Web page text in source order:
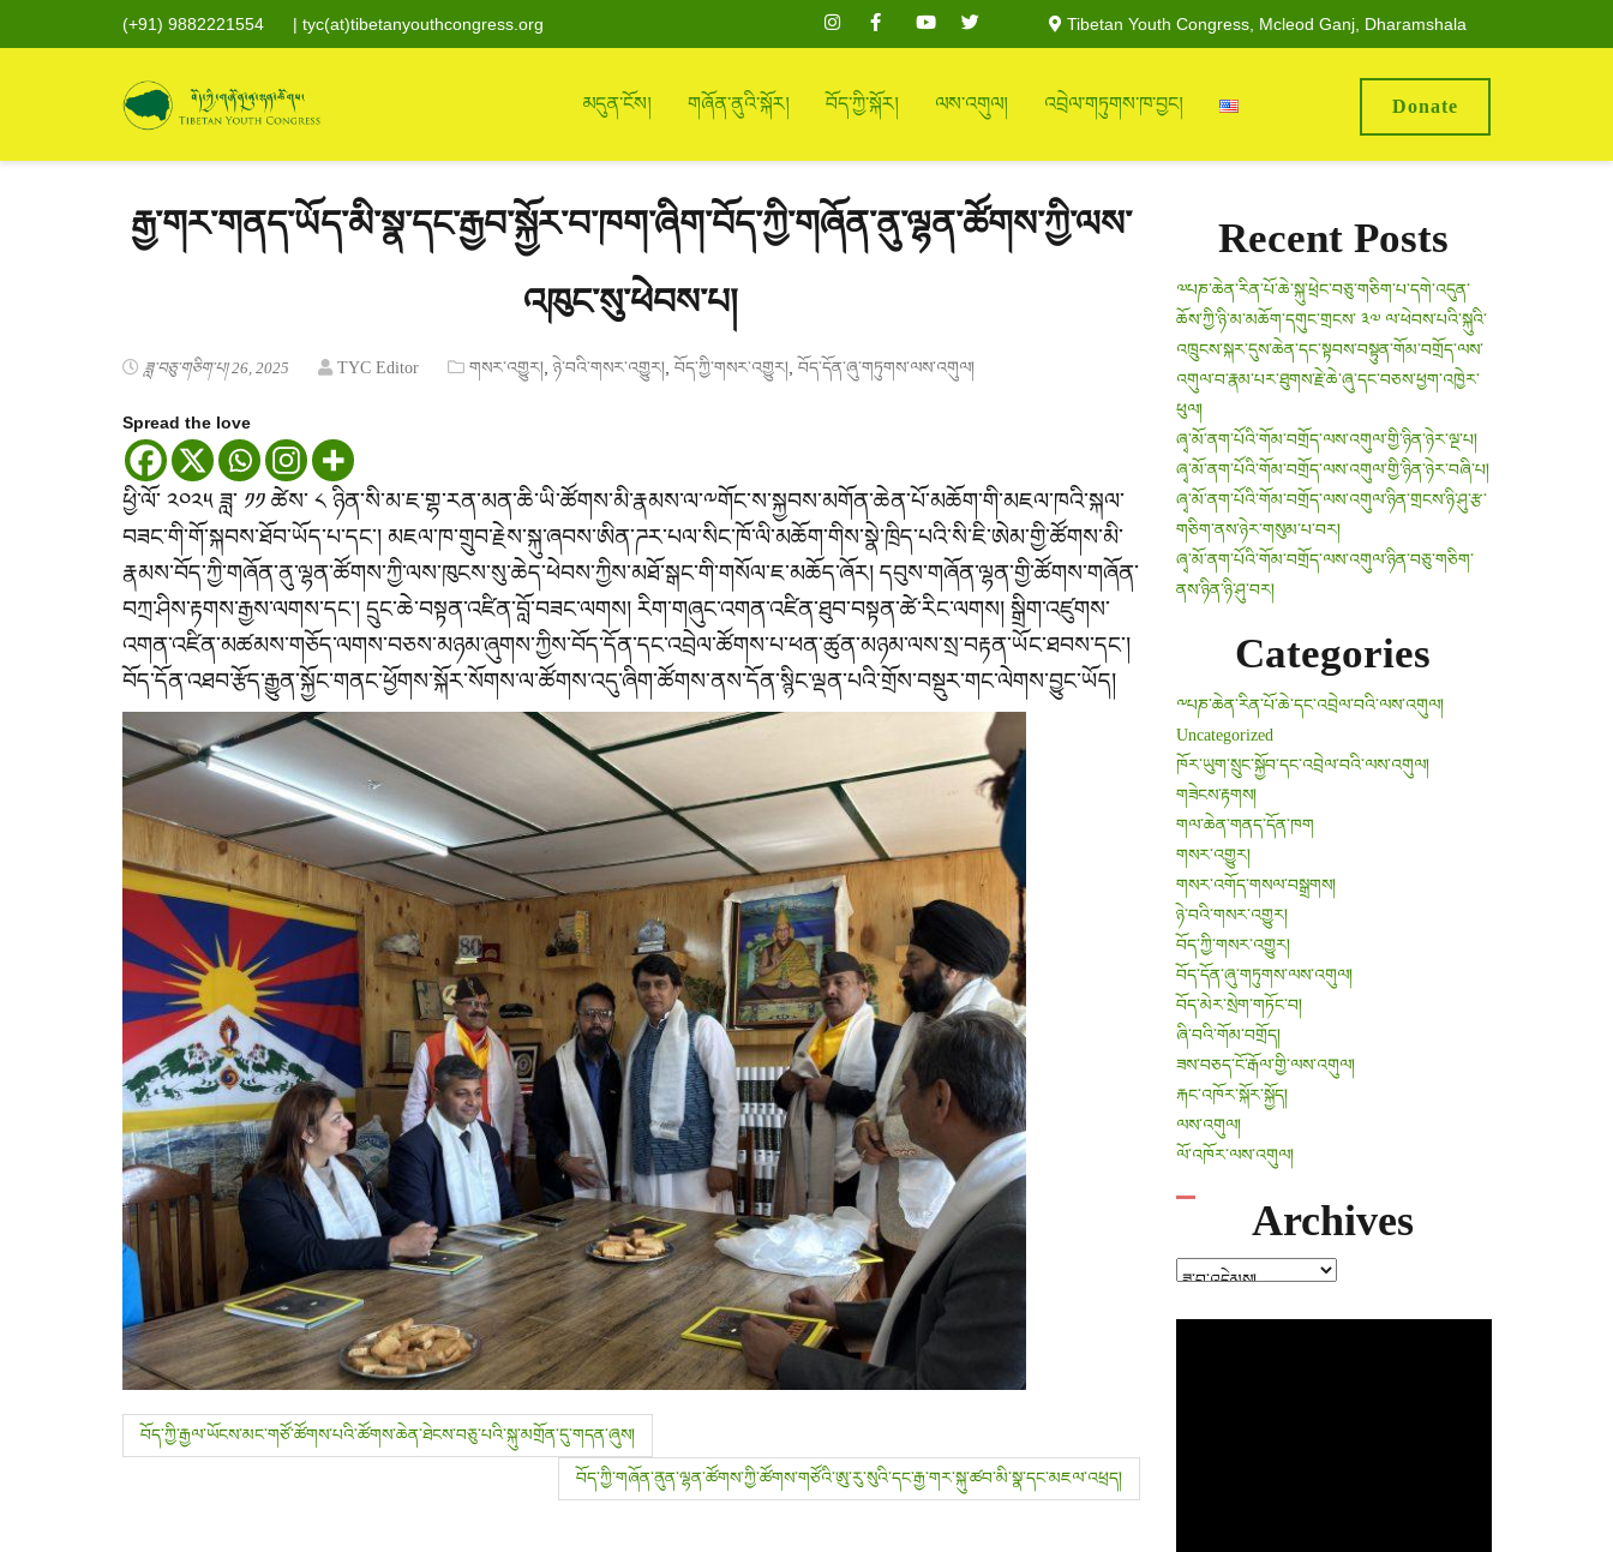
(+91) 9882221554 | tyc(at)tibetanyouthcongress.org Tibetan Youth Congress, Mcleod Ganj, Dharamshala
མདུན་ངོས། གཞོན་ནུའི་སྐོར། བོད་ཀྱི་སྐོར། ལས་འགུལ། འབྲེལ་གཏུགས་ཁ་བྱང། Donate
རྒྱ་གར་གནད་ཡོད་མི་སྣ་དང་རྒྱབ་སྐྱོར་བ་ཁག་ཞིག་བོད་ཀྱི་གཞོན་ནུ་ལྷན་ཚོགས་ཀྱི་ལས་
འཁུང་སུ་ཕེབས་པ།
ཟླ་བཅུ་གཅིག་པ། 26, 2025 TYC Editor གསར་འགྱུར། ཉེ་བའི་གསར་འགྱུར། བོད་ཀྱི་གསར་འགྱུར། བོད་དོན་ཞུ་གཏུགས་ལས་འགུལ།
Spread the love
ཕྱི་ལོ་ ༢༠༢༥ ཟླ་ ༡༡ ཚེས་ ༨ ཉིན་སི་མ་ཇ་གྷ་རན་མན་ཆི་ཡི་ཚོགས་མི་རྣམས་ལ་༸གོང་ས་སྐྱབས་མགོན་ཆེན་པོ་མཆོག་གི་མཇལ་ཁའི་སྐལ་
བཟང་གི་གོ་སྐབས་ཐོབ་ཡོད་པ་དང་། མཇལ་ཁ་གྲུབ་རྗེས་སྐུ་ཞབས་ཨིན་ཌར་པལ་སིང་ཁོ་ལི་མཆོག་གིས་སྣེ་ཁྲིད་པའི་སི་ཇི་ཨེམ་གྱི་ཚོགས་མི་
རྣམས་བོད་ཀྱི་གཞོན་ནུ་ལྷན་ཚོགས་ཀྱི་ལས་ཁུངས་སུ་ཆེད་ཕེབས་ཀྱིས་མཐོ་སྒང་གི་གསོལ་ཇ་མཆོད་ཞོར། དབུས་གཞོན་ལྷན་གྱི་ཚོགས་གཞོན་
བཀྲ་ཤིས་རྟགས་རྒྱས་ལགས་དང་། དྲུང་ཆེ་བསྟན་འཛིན་བློ་བཟང་ལགས། རིག་གཞུང་འགན་འཛིན་ཐུབ་བསྟན་ཚེ་རིང་ལགས། སྒྲིག་འཛུགས་
འགན་འཛིན་མཚམས་གཅོད་ལགས་བཅས་མཉམ་ཞུགས་ཀྱིས་བོད་དོན་དང་འབྲེལ་ཚོགས་པ་ཕན་ཚུན་མཉམ་ལས་སྲ་བརྟན་ཡོང་ཐབས་དང་།
བོད་དོན་འཐབ་རྩོད་རྒྱུན་སྐྱོང་གནང་ཕྱོགས་སྐོར་སོགས་ལ་ཚོགས་འདུ་ཞིག་ཚོགས་ནས་དོན་སྙིང་ལྡན་པའི་གྲོས་བསྡུར་གང་ལེགས་བྱུང་ཡོད།
Pབོད་ཀྱི་རྒྱལ་ཡོངས་མང་གཙོ་ཚོགས་པའི་ཚོགས་ཆེན་ཐེངས་བཅུ་པའི་སྐུ་མགྲོན་དུ་གདན་ཞུས།
བོད་ཀྱི་གཞོན་ནུན་ལྷན་ཚོགས་ཀྱི་ཚོགས་གཙོའི་ཨུ་རུ་སུའི་དང་རྒྱ་གར་སྐུ་ཚབ་མི་སྣ་དང་མཇལ་འཕྲད།
Recent Posts
༧པཎ་ཆེན་རིན་པོ་ཆེ་སྐུ་ཕྲེང་བཅུ་གཅིག་པ་དགེ་འདུན་
ཆོས་ཀྱི་ཉི་མ་མཆོག་དགུང་གྲངས་ ༣༧ ལ་ཕེབས་པའི་སྐུའི་
འཁྲུངས་སྐར་དུས་ཆེན་དང་སྟབས་བསྟུན་གོམ་བགྲོད་ལས་
འགུལ་བ་རྣམ་པར་ཐུགས་རྗེ་ཆེ་ཞུ་དང་བཅས་ཕྱག་འཁྱེར་
ཕུལ།
ཞྭ་མོ་ནག་པོའི་གོམ་བགྲོད་ལས་འགུལ་གྱི་ཉིན་ཉེར་ལྔ་པ།
ཞྭ་མོ་ནག་པོའི་གོམ་བགྲོད་ལས་འགུལ་གྱི་ཉིན་ཉེར་བཞི་པ།
ཞྭ་མོ་ནག་པོའི་གོམ་བགྲོད་ལས་འགུལ་ཉིན་གྲངས་ཉི་ཤུ་རྩ་
གཅིག་ནས་ཉེར་གསུམ་པ་བར།
ཞྭ་མོ་ནག་པོའི་གོམ་བགྲོད་ལས་འགུལ་ཉིན་བཅུ་གཅིག་
ནས་ཉིན་ཉི་ཤུ་བར།
Categories
༸པཎ་ཆེན་རིན་པོ་ཆེ་དང་འབྲེལ་བའི་ལས་འགུལ།
Uncategorized
ཁོར་ཡུག་སྲུང་སྐྱོབ་དང་འབྲེལ་བའི་ལས་འགུལ།
གཟེངས་རྟགས།
གལ་ཆེན་གནད་དོན་ཁག
གསར་འགྱུར།
གསར་འགོད་གསལ་བསྒྲགས།
ཉེ་བའི་གསར་འགྱུར།
བོད་ཀྱི་གསར་འགྱུར།
བོད་དོན་ཞུ་གཏུགས་ལས་འགུལ།
བོད་མེར་སྲེག་གཏོང་བ།
ཞི་བའི་གོམ་བགྲོད།
ཟས་བཅད་ངོ་རྒོལ་གྱི་ལས་འགུལ།
རྐང་འཁོར་སྐོར་སྐྱོད།
ལས་འགུལ།
ལོ་འཁོར་ལས་འགུལ།
Archives
Archives